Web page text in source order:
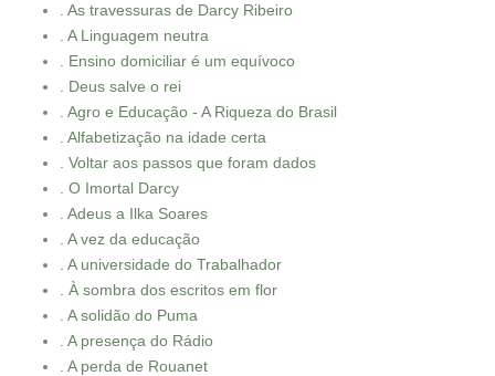
. As travessuras de Darcy Ribeiro
. A Linguagem neutra
. Ensino domiciliar é um equívoco
. Deus salve o rei
. Agro e Educação - A Riqueza do Brasil
. Alfabetização na idade certa
. Voltar aos passos que foram dados
. O Imortal Darcy
. Adeus a Ilka Soares
. A vez da educação
. A universidade do Trabalhador
. À sombra dos escritos em flor
. A solidão do Puma
. A presença do Rádio
. A perda de Rouanet